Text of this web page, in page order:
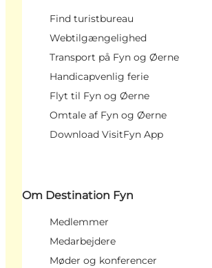
Find turistbureau
Webtilgængelighed
Transport på Fyn og Øerne
Handicapvenlig ferie
Flyt til Fyn og Øerne
Omtale af Fyn og Øerne
Download VisitFyn App
Om Destination Fyn
Medlemmer
Medarbejdere
Møder og konferencer